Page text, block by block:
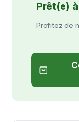
Prêt(e)
Profitez de